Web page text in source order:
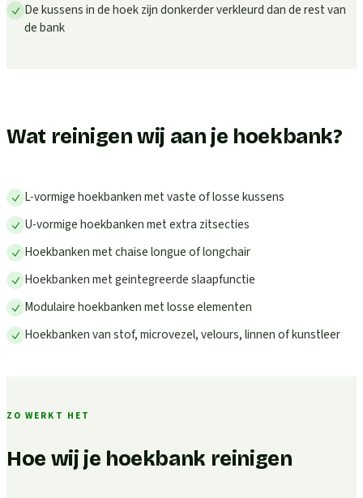
De kussens in de hoek zijn donkerder verkleurd dan de rest van
de bank
Wat reinigen wij aan je hoekbank?
L-vormige hoekbanken met vaste of losse kussens
U-vormige hoekbanken met extra zitsecties
Hoekbanken met chaise longue of longchair
Hoekbanken met geintegreerde slaapfunctie
Modulaire hoekbanken met losse elementen
Hoekbanken van stof, microvezel, velours, linnen of kunstleer
ZO WERKT HET
Hoe wij je hoekbank reinigen